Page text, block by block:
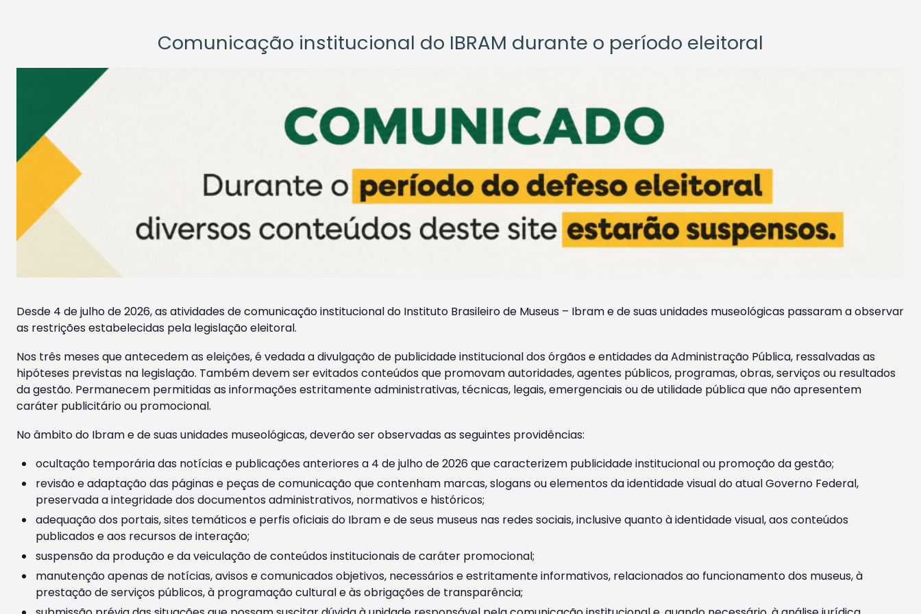
Comunicação institucional do IBRAM durante o período eleitoral
Desde 4 de julho de 2026, as atividades de comunicação institucional do Instituto Brasileiro de Museus – Ibram e de suas unidades museológicas passaram a observar
as restrições estabelecidas pela legislação eleitoral.
Nos três meses que antecedem as eleições, é vedada a divulgação de publicidade institucional dos órgãos e entidades da Administração Pública, ressalvadas as
hipóteses previstas na legislação. Também devem ser evitados conteúdos que promovam autoridades, agentes públicos, programas, obras, serviços ou resultados
da gestão. Permanecem permitidas as informações estritamente administrativas, técnicas, legais, emergenciais ou de utilidade pública que não apresentem
caráter publicitário ou promocional.
No âmbito do Ibram e de suas unidades museológicas, deverão ser observadas as seguintes providências:
ocultação temporária das notícias e publicações anteriores a 4 de julho de 2026 que caracterizem publicidade institucional ou promoção da gestão;
revisão e adaptação das páginas e peças de comunicação que contenham marcas, slogans ou elementos da identidade visual do atual Governo Federal,
preservada a integridade dos documentos administrativos, normativos e históricos;
adequação dos portais, sites temáticos e perfis oficiais do Ibram e de seus museus nas redes sociais, inclusive quanto à identidade visual, aos conteúdos
publicados e aos recursos de interação;
suspensão da produção e da veiculação de conteúdos institucionais de caráter promocional;
manutenção apenas de notícias, avisos e comunicados objetivos, necessários e estritamente informativos, relacionados ao funcionamento dos museus, à
prestação de serviços públicos, à programação cultural e às obrigações de transparência;